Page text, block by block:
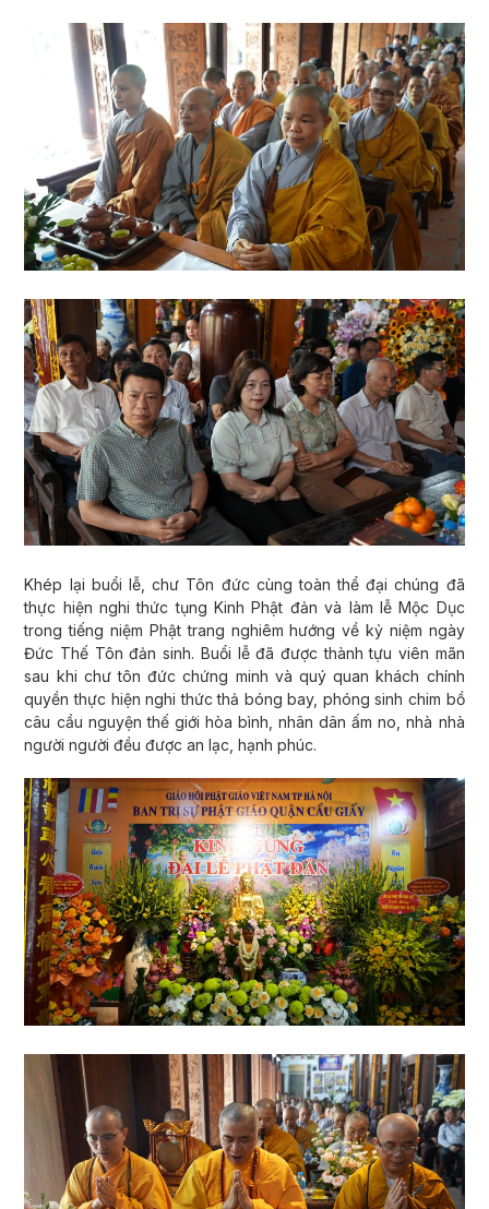
Khép lại buổi lễ, chư Tôn đức cùng toàn thể đại chúng đã
thực hiện nghi thức tụng Kinh Phật đản và làm lễ Mộc Dục
trong tiếng niệm Phật trang nghiêm hướng về kỷ niệm ngày
Đức Thế Tôn đản sinh. Buổi lễ đã được thành tựu viên mãn
sau khi chư tôn đức chứng minh và quý quan khách chính
quyền thực hiện nghi thức thả bóng bay, phóng sinh chim bồ
câu cầu nguyện thế giới hòa bình, nhân dân ấm no, nhà nhà
người người đều được an lạc, hạnh phúc.